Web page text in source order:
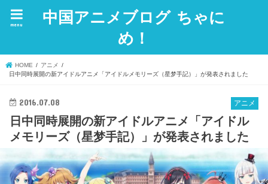
中国アニメブログ ちゃに
め！
menu
HOME
アニメ
日中同時展開の新アイドルアニメ「アイドルメモリーズ（星梦手記）」が発表されました
アニメ
2016.07.08
日中同時展開の新アイドルアニメ「アイドル
メモリーズ（星梦手記）」が発表されました